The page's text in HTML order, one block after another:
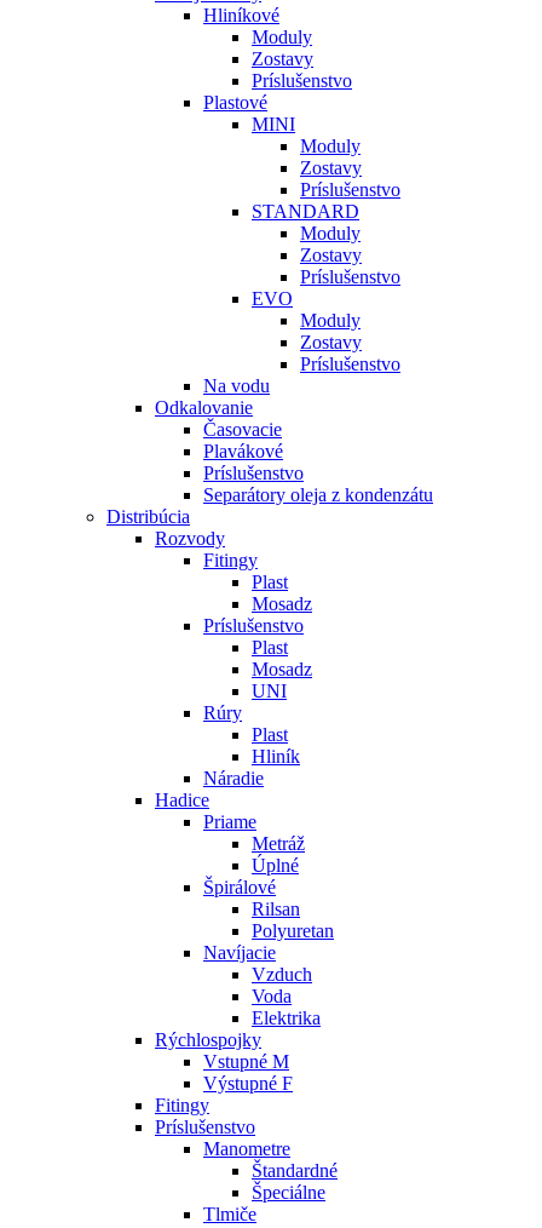
Hliníkové
Moduly
Zostavy
Príslušenstvo
Plastové
MINI
Moduly
Zostavy
Príslušenstvo
STANDARD
Moduly
Zostavy
Príslušenstvo
EVO
Moduly
Zostavy
Príslušenstvo
Na vodu
Odkalovanie
Časovacie
Plavákové
Príslušenstvo
Separátory oleja z kondenzátu
Distribúcia
Rozvody
Fitingy
Plast
Mosadz
Príslušenstvo
Plast
Mosadz
UNI
Rúry
Plast
Hliník
Náradie
Hadice
Priame
Metráž
Úplné
Špirálové
Rilsan
Polyuretan
Navíjacie
Vzduch
Voda
Elektrika
Rýchlospojky
Vstupné M
Výstupné F
Fitingy
Príslušenstvo
Manometre
Štandardné
Špeciálne
Tlmiče